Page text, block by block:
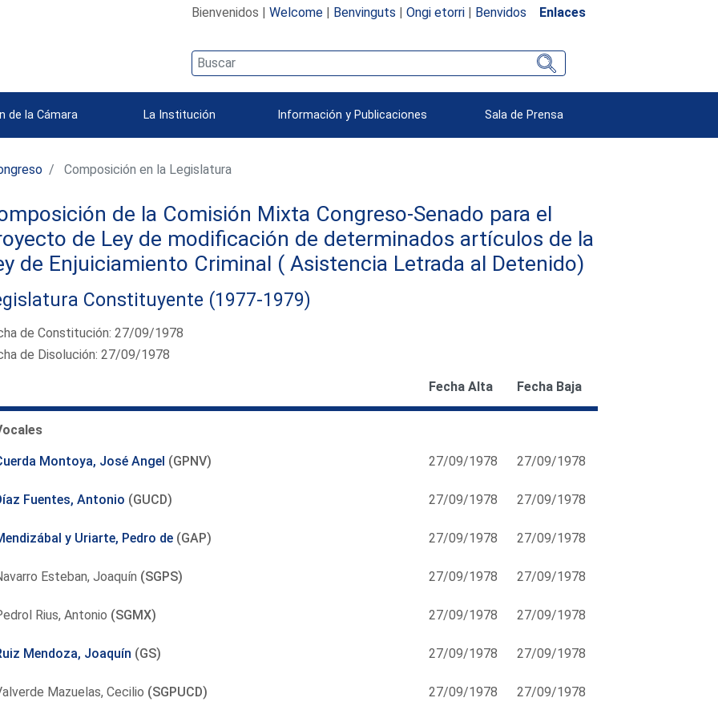
Bienvenidos | Welcome| Benvinguts | Ongi etorri| Benvidos Enlaces
de la Cámara La Institución Información y Publicaciones Sala de Prensa
Composición en la Legislatura
de la Comisión Mixta Congreso-Senado para el
de Ley de modificación de determinados artículos de la
de Enjuiciamiento Criminal ( Asistencia Letrada al Detenido)
Constituyente (1977-1979)
de Constitución: 27/09/1978
de Disolución: 27/09/1978
Fecha Alta Fecha Baja
Montoya, José Angel (GPNV) 27/09/1978 27/09/1978
Fuentes, Antonio (GUCD) 27/09/1978 27/09/1978
y Uriarte, Pedro de(GAP) 27/09/1978 27/09/1978
Esteban, Joaquín (SGPS) 27/09/1978 27/09/1978
Rius, Antonio (SGMX) 27/09/1978 27/09/1978
Mendoza, Joaquín (GS) 27/09/1978 27/09/1978
Mazuelas, Cecilio (SGPUCD) 27/09/1978 27/09/1978